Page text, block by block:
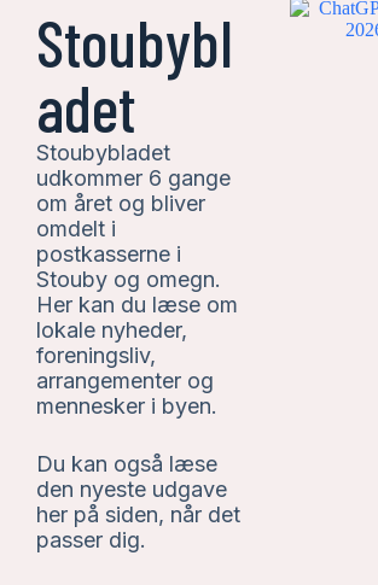
Stoubybl
adet
Stoubybladet
udkommer 6 gange
om året og bliver
omdelt i
postkasserne i
Stouby og omegn.
Her kan du læse om
lokale nyheder,
foreningsliv,
arrangementer og
mennesker i byen.
Du kan også læse
den nyeste udgave
her på siden, når det
passer dig.